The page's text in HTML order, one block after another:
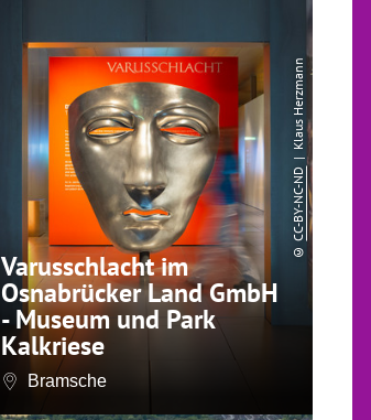
Varusschlacht im
Osnabrücker Land GmbH
- Museum und Park
Kalkriese
Bramsche
©
CC-BY-NC-ND
| Klaus Herzmann